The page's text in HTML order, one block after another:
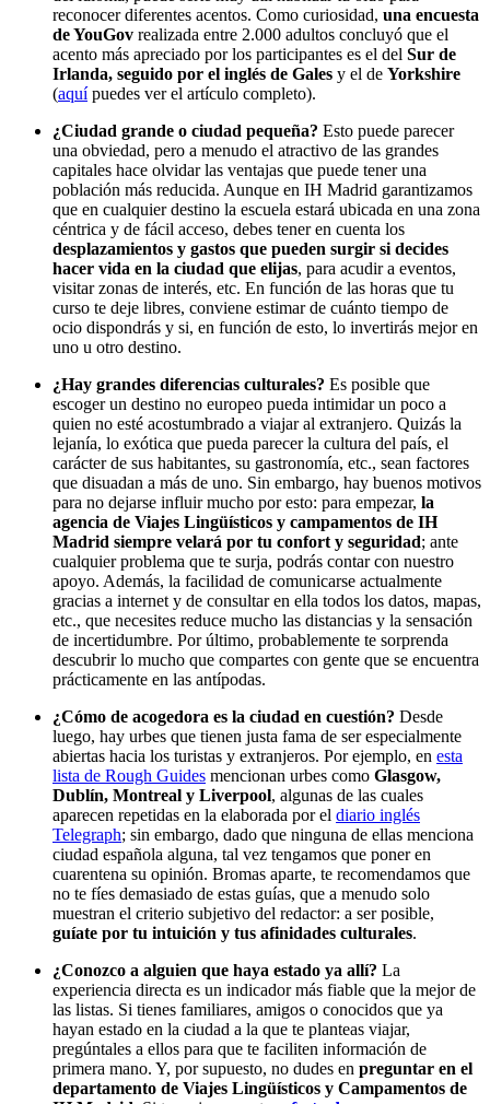
reconocer diferentes acentos. Como curiosidad, una encuesta
de YouGov realizada entre 2.000 adultos concluyó que el
acento más apreciado por los participantes es el del Sur de
Irlanda, seguido por el inglés de Gales y el de Yorkshire
(aquípuedes ver el artículo completo).
¿Ciudad grande o ciudad pequeña? Esto puede parecer
una obviedad, pero a menudo el atractivo de las grandes
capitales hace olvidar las ventajas que puede tener una
población más reducida. Aunque en IH Madrid garantizamos
que en cualquier destino la escuela estará ubicada en una zona
céntrica y de fácil acceso, debes tener en cuenta los
desplazamientos y gastos que pueden surgir si decides
hacer vida en la ciudad que elijas, para acudir a eventos,
visitar zonas de interés, etc. En función de las horas que tu
curso te deje libres, conviene estimar de cuánto tiempo de
ocio dispondrás y si, en función de esto, lo invertirás mejor en
uno u otro destino.
¿Hay grandes diferencias culturales? Es posible que
escoger un destino no europeo pueda intimidar un poco a
quien no esté acostumbrado a viajar al extranjero. Quizás la
lejanía, lo exótica que pueda parecer la cultura del país, el
carácter de sus habitantes, su gastronomía, etc., sean factores
que disuadan a más de uno. Sin embargo, hay buenos motivos
para no dejarse influir mucho por esto: para empezar, la
agencia de Viajes Lingüísticos y campamentos de IH
Madrid siempre velará por tu confort y seguridad; ante
cualquier problema que te surja, podrás contar con nuestro
apoyo. Además, la facilidad de comunicarse actualmente
gracias a internet y de consultar en ella todos los datos, mapas,
etc., que necesites reduce mucho las distancias y la sensación
de incertidumbre. Por último, probablemente te sorprenda
descubrir lo mucho que compartes con gente que se encuentra
prácticamente en las antípodas.
¿Cómo de acogedora es la ciudad en cuestión? Desde
luego, hay urbes que tienen justa fama de ser especialmente
abiertas hacia los turistas y extranjeros. Por ejemplo, en esta
lista de Rough Guides mencionan urbes como Glasgow,
Dublín, Montreal y Liverpool, algunas de las cuales
aparecen repetidas en la elaborada por el diario inglés
Telegraph; sin embargo, dado que ninguna de ellas menciona
ciudad española alguna, tal vez tengamos que poner en
cuarentena su opinión. Bromas aparte, te recomendamos que
no te fíes demasiado de estas guías, que a menudo solo
muestran el criterio subjetivo del redactor: a ser posible,
guíate por tu intuición y tus afinidades culturales.
¿Conozco a alguien que haya estado ya allí? La
experiencia directa es un indicador más fiable que la mejor de
las listas. Si tienes familiares, amigos o conocidos que ya
hayan estado en la ciudad a la que te planteas viajar,
pregúntales a ellos para que te faciliten información de
primera mano. Y, por supuesto, no dudes en preguntar en el
departamento de Viajes Lingüísticos y Campamentos de